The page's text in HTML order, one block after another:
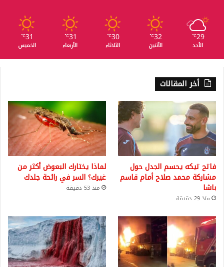
29
℃
الأحد
32
℃
الأثنين
30
℃
الثلاثاء
31
℃
الأربعاء
31
℃
الخميس
أخر المقالات
فاتح تيكه يحسم الجدل حول
مشاركة محمد صلاح أمام قاسم
باشا
منذ 29 دقيقة
لماذا يختارك البعوض أكثر من
غيرك؟ السر في رائحة جلدك
منذ 53 دقيقة